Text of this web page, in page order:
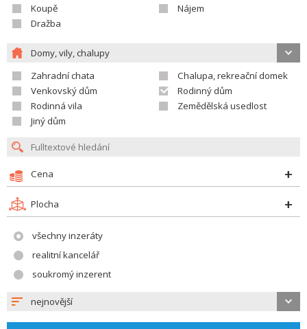
Koupě
Nájem
Dražba
Domy, vily, chalupy
Zahradní chata
Chalupa, rekreační domek
Venkovský dům
Rodinný dům
Rodinná vila
Zemědělská usedlost
Jiný dům
Cena
Plocha
všechny inzeráty
realitní kancelář
soukromý inzerent
nejnovější